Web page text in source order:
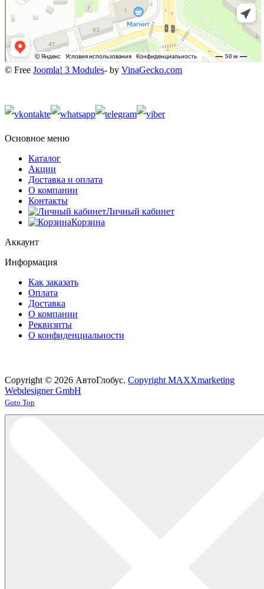
© Free Joomla! 3 Modules- by VinaGecko.com
Основное меню
Каталог
Акции
Доставка и оплата
О компании
Контакты
Личный кабинет
Корзина
Аккаунт
Информация
Как заказать
Оплата
Доставка
О компании
Реквизиты
О конфиденциальности
Copyright © 2026 АвтоГлобус. Copyright MAXXmarketing
Webdesigner GmbH
Joomla! 3 Templates
Goto Top